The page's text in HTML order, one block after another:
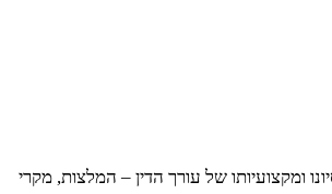
ומקצועיותו של עורך הדין – המלצות, מקרי